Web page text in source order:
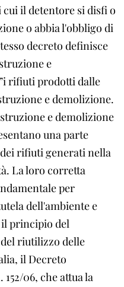
cui il detentore si disfi o
o abbia l'obbligo di
decreto definisce
e
rifiuti prodotti dalle
e demolizione.
e demolizione
una parte
rifiuti generati nella
La loro corretta
per
dell'ambiente e
principio del
riutilizzo delle
il Decreto
06, che attua la